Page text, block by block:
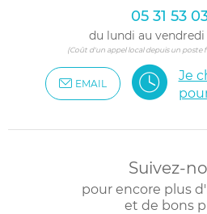
05 31 53
du lundi au vendredi
(Coût d'un appel local depuis un
EMAIL
Je
Suivez-
pour encore plus
et de bons